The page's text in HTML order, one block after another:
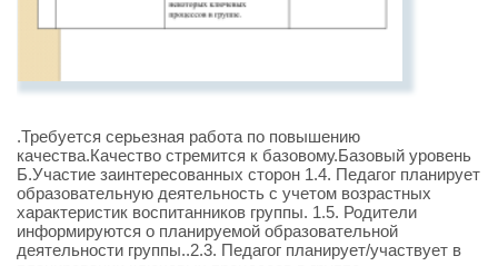
.Требуется серьезная работа по повышению
качества.Качество стремится к базовому.Базовый уровень
Б.Участие заинтересованных сторон 1.4. Педагог планирует
образовательную деятельность с учетом возрастных
характеристик воспитанников группы. 1.5. Родители
информируются о планируемой образовательной
деятельности группы..2.3. Педагог планирует/участвует в